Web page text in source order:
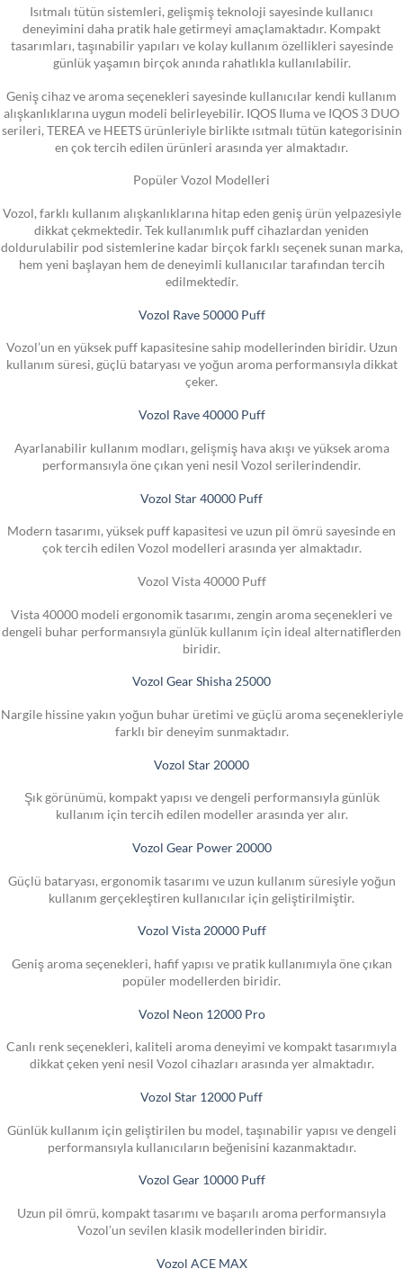
Isıtmalı tütün sistemleri, gelişmiş teknoloji sayesinde kullanıcı
deneyimini daha pratik hale getirmeyi amaçlamaktadır. Kompakt
tasarımları, taşınabilir yapıları ve kolay kullanım özellikleri sayesinde
günlük yaşamın birçok anında rahatlıkla kullanılabilir.
Geniş cihaz ve aroma seçenekleri sayesinde kullanıcılar kendi kullanım
alışkanlıklarına uygun modeli belirleyebilir. IQOS Iluma ve IQOS 3 DUO
serileri, TEREA ve HEETS ürünleriyle birlikte ısıtmalı tütün kategorisinin
en çok tercih edilen ürünleri arasında yer almaktadır.
Popüler Vozol Modelleri
Vozol, farklı kullanım alışkanlıklarına hitap eden geniş ürün yelpazesiyle
dikkat çekmektedir. Tek kullanımlık puff cihazlardan yeniden
doldurulabilir pod sistemlerine kadar birçok farklı seçenek sunan marka,
hem yeni başlayan hem de deneyimli kullanıcılar tarafından tercih
edilmektedir.
Vozol Rave 50000 Puff
Vozol’un en yüksek puff kapasitesine sahip modellerinden biridir. Uzun
kullanım süresi, güçlü bataryası ve yoğun aroma performansıyla dikkat
çeker.
Vozol Rave 40000 Puff
Ayarlanabilir kullanım modları, gelişmiş hava akışı ve yüksek aroma
performansıyla öne çıkan yeni nesil Vozol serilerindendir.
Vozol Star 40000 Puff
Modern tasarımı, yüksek puff kapasitesi ve uzun pil ömrü sayesinde en
çok tercih edilen Vozol modelleri arasında yer almaktadır.
Vozol Vista 40000 Puff
Vista 40000 modeli ergonomik tasarımı, zengin aroma seçenekleri ve
dengeli buhar performansıyla günlük kullanım için ideal alternatiflerden
biridir.
Vozol Gear Shisha 25000
Nargile hissine yakın yoğun buhar üretimi ve güçlü aroma seçenekleriyle
farklı bir deneyim sunmaktadır.
Vozol Star 20000
Şık görünümü, kompakt yapısı ve dengeli performansıyla günlük
kullanım için tercih edilen modeller arasında yer alır.
Vozol Gear Power 20000
Güçlü bataryası, ergonomik tasarımı ve uzun kullanım süresiyle yoğun
kullanım gerçekleştiren kullanıcılar için geliştirilmiştir.
Vozol Vista 20000 Puff
Geniş aroma seçenekleri, hafif yapısı ve pratik kullanımıyla öne çıkan
popüler modellerden biridir.
Vozol Neon 12000 Pro
Canlı renk seçenekleri, kaliteli aroma deneyimi ve kompakt tasarımıyla
dikkat çeken yeni nesil Vozol cihazları arasında yer almaktadır.
Vozol Star 12000 Puff
Günlük kullanım için geliştirilen bu model, taşınabilir yapısı ve dengeli
performansıyla kullanıcıların beğenisini kazanmaktadır.
Vozol Gear 10000 Puff
Uzun pil ömrü, kompakt tasarımı ve başarılı aroma performansıyla
Vozol’un sevilen klasik modellerinden biridir.
Vozol ACE MAX